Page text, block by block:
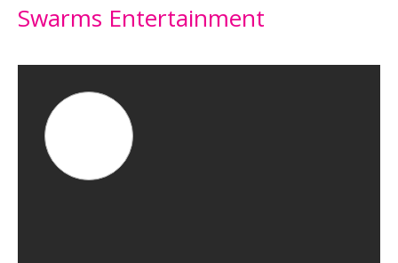
Swarms Entertainment